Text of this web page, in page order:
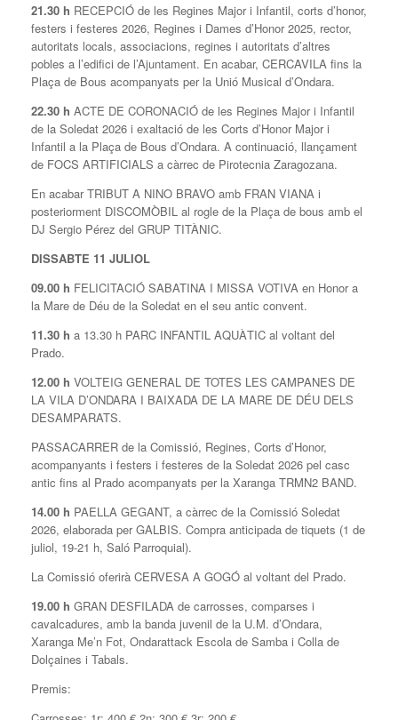
21.30 h RECEPCIÓ de les Regines Major i Infantil, corts d’honor,
festers i festeres 2026, Regines i Dames d’Honor 2025, rector,
autoritats locals, associacions, regines i autoritats d’altres
pobles a l’edifici de l’Ajuntament. En acabar, CERCAVILA fins la
Plaça de Bous acompanyats per la Unió Musical d’Ondara.
22.30 h ACTE DE CORONACIÓ de les Regines Major i Infantil
de la Soledat 2026 i exaltació de les Corts d’Honor Major i
Infantil a la Plaça de Bous d’Ondara. A continuació, llançament
de FOCS ARTIFICIALS a càrrec de Pirotecnia Zaragozana.
En acabar TRIBUT A NINO BRAVO amb FRAN VIANA i
posteriorment DISCOMÒBIL al rogle de la Plaça de bous amb el
DJ Sergio Pérez del GRUP TITÀNIC.
DISSABTE 11 JULIOL
09.00 h FELICITACIÓ SABATINA I MISSA VOTIVA en Honor a
la Mare de Déu de la Soledat en el seu antic convent.
11.30 h a 13.30 h PARC INFANTIL AQUÀTIC al voltant del
Prado.
12.00 h VOLTEIG GENERAL DE TOTES LES CAMPANES DE
LA VILA D’ONDARA I BAIXADA DE LA MARE DE DÉU DELS
DESAMPARATS.
PASSACARRER de la Comissió, Regines, Corts d’Honor,
acompanyants i festers i festeres de la Soledat 2026 pel casc
antic fins al Prado acompanyats per la Xaranga TRMN2 BAND.
14.00 h PAELLA GEGANT, a càrrec de la Comissió Soledat
2026, elaborada per GALBIS. Compra anticipada de tiquets (1 de
juliol, 19-21 h, Saló Parroquial).
La Comissió oferirà CERVESA A GOGÓ al voltant del Prado.
19.00 h GRAN DESFILADA de carrosses, comparses i
cavalcadures, amb la banda juvenil de la U.M. d’Ondara,
Xaranga Me’n Fot, Ondarattack Escola de Samba i Colla de
Dolçaines i Tabals.
Premis: